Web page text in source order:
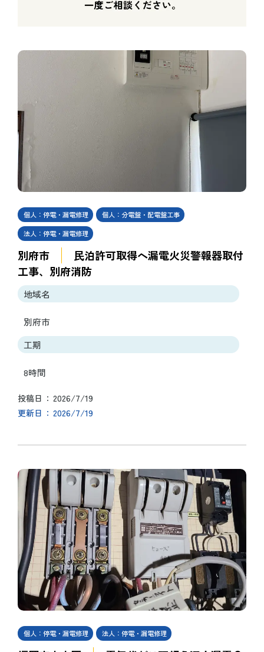
個人：停電・漏電修理
個人：分電盤・配電盤工事
法人：停電・漏電修理
別府市
民泊許可取得へ漏電火災警報器取付
工事、別府消防
地域名
別府市
工期
8時間
投稿日 2026/7/19
更新日 2026/7/19
個人：停電・漏電修理 法人：停電・漏電修理